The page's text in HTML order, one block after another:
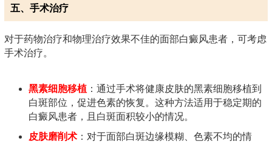
五、手术治疗
对于药物治疗和物理治疗效果不佳的面部白癜风患者，可考虑
手术治疗。
黑素细胞移植 ：通过手术将健康皮肤的黑素细胞移植到
白斑部位，促进色素的恢复。这种方法适用于稳定期的
白癜风患者，且白斑面积较小的情况。
皮肤磨削术 ：对于面部白斑边缘模糊、色素不均的情